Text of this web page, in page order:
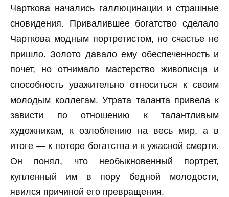
Чарткова начались галлюцинации и страшные
сновидения. Привалившее богатство сделало
Чарткова модным портретистом, но счастье не
пришло. Золото давало ему обеспеченность и
почет, но отнимало мастерство живописца и
способность уважительно относиться к своим
молодым коллегам. Утрата таланта привела к
зависти по отношению к талантливым
художникам, к озлоблению на весь мир, а в
итоге — к потере богатства и к ужасной смерти.
Он понял, что необыкновенный портрет,
купленный им в пору бедной молодости,
явился причиной его превращения.